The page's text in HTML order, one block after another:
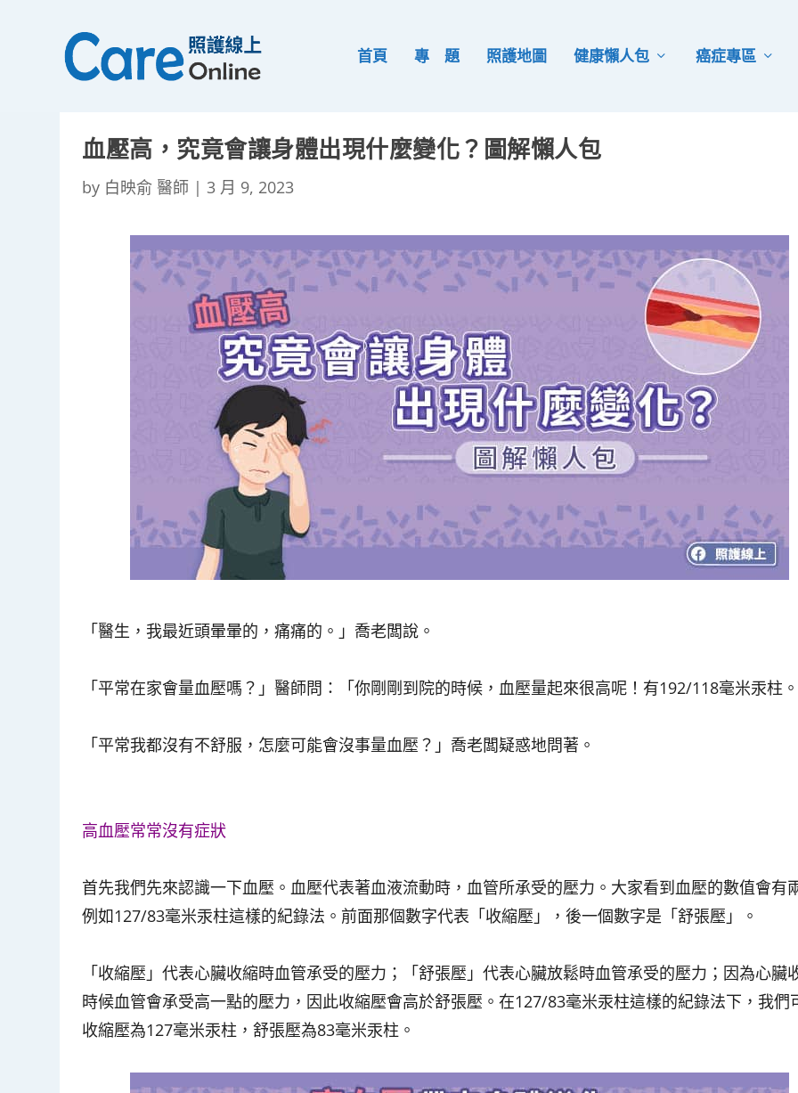
首頁 專 題 照護地圖 健康懶人包 癌症專區
血壓高，究竟會讓身體出現什麼變化？圖解懶人包
by 白映俞 醫師 |3 月 9, 2023
「醫生，我最近頭暈暈的，痛痛的。」喬老闆說。
「平常在家會量血壓嗎？」醫師問：「你剛剛到院的時候，血壓量起來很高呢！有192/118毫米汞柱
「平常我都沒有不舒服，怎麼可能會沒事量血壓？」喬老闆疑惑地問著。
高血壓常常沒有症狀
首先我們先來認識一下血壓。血壓代表著血液流動時，血管所承受的壓力。大家看到血壓的數值會有
例如127/83毫米汞柱這樣的紀錄法。前面那個數字代表「收縮壓」，後一個數字是「舒張壓」。
「收縮壓」代表心臟收縮時血管承受的壓力；「舒張壓」代表心臟放鬆時血管承受的壓力；因為心臟
時候血管會承受高一點的壓力，因此收縮壓會高於舒張壓。在127/83毫米汞柱這樣的紀錄法下，我們
收縮壓為127毫米汞柱，舒張壓為83毫米汞柱。